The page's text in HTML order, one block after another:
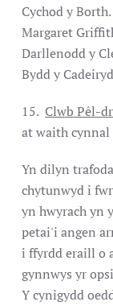
Cychod y
Margaret
Darllenodd y
Bydd y
15. Clwb Pêl-
at waith cynnal
Yn dilyn
chytunwyd i
yn hwyrach yn
petai'i angen
i ffyrdd eraill o
gynnwys yr
Y cynigydd